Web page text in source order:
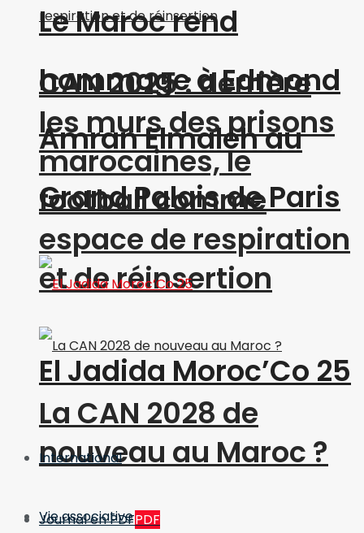
CAN 2025 : derrière
les murs des prisons
marocaines, le
football comme
espace de respiration
et de réinsertion
La CAN 2028 de
nouveau au Maroc ?
Journal en PDFPDF
Le Maroc rend
hommage à Edmond
Amran Elmaleh au
Grand Palais de Paris
El Jadida Moroc’Co 25
International
Vie associative